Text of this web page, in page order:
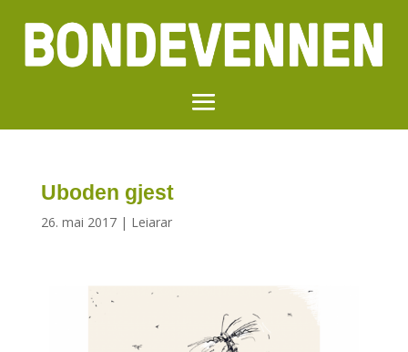
Uboden gjest
26. mai 2017| Leiarar